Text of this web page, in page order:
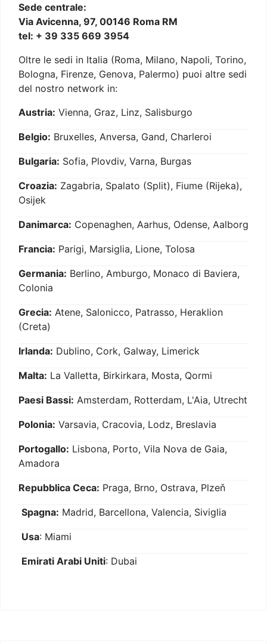
Sede centrale:
Via Avicenna, 97, 00146 Roma RM
tel: + 39 335 669 3954
Oltre le sedi in Italia (Roma, Milano, Napoli, Torino,
Bologna, Firenze, Genova, Palermo) puoi altre sedi
del nostro network in:
Austria: Vienna, Graz, Linz, Salisburgo
Belgio: Bruxelles, Anversa, Gand, Charleroi
Bulgaria: Sofia, Plovdiv, Varna, Burgas
Croazia: Zagabria, Spalato (Split), Fiume (Rijeka),
Osijek
Danimarca: Copenaghen, Aarhus, Odense, Aalborg
Francia: Parigi, Marsiglia, Lione, Tolosa
Germania: Berlino, Amburgo, Monaco di Baviera,
Colonia
Grecia: Atene, Salonicco, Patrasso, Heraklion
(Creta)
Irlanda: Dublino, Cork, Galway, Limerick
Malta: La Valletta, Birkirkara, Mosta, Qormi
Paesi Bassi: Amsterdam, Rotterdam, L'Aia, Utrecht
Polonia: Varsavia, Cracovia, Lodz, Breslavia
Portogallo: Lisbona, Porto, Vila Nova de Gaia,
Amadora
Repubblica Ceca: Praga, Brno, Ostrava, Plzeň
Spagna: Madrid, Barcellona, Valencia, Siviglia
Usa: Miami
Emirati Arabi Uniti: Dubai